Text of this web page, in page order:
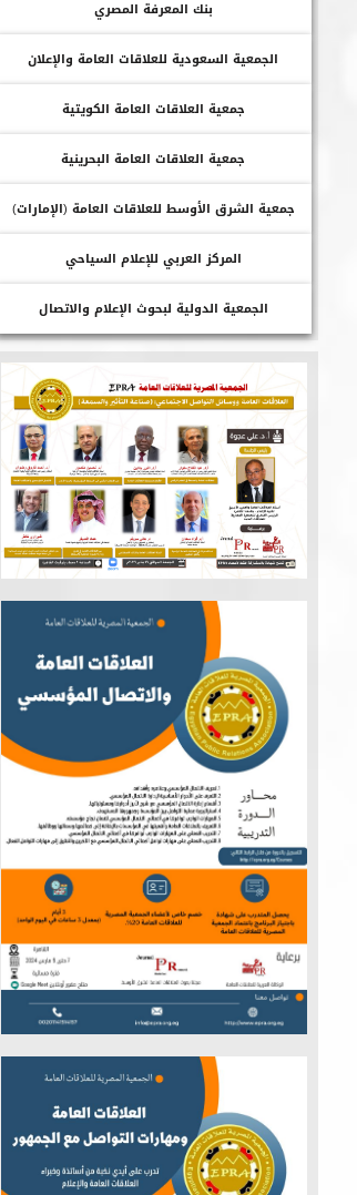
بنك المعرفة المصري
الجمعية السعودية للعلاقات العامة والإعلان
جمعية العلاقات العامة الكويتية
جمعية العلاقات العامة البحرينية
جمعية الشرق الأوسط للعلاقات العامة (الإمارات)
المركز العربي للإعلام السياحي
الجمعية الدولية لبحوث الإعلام والاتصال